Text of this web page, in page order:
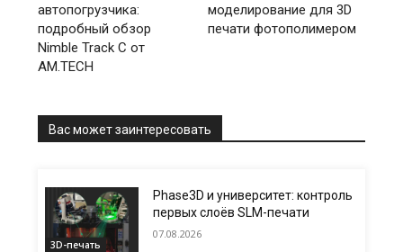
автопогрузчика:
подробный обзор
Nimble Track C от
AM.TECH
моделирование для 3D
печати фотополимером
Вас может заинтересовать
3D-печать
Phase3D и университет: контроль
первых слоёв SLM-печати
07.08.2026